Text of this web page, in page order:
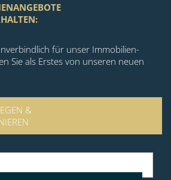
für unser Immobilien-
Sie als Erstes von unseren neuen
&